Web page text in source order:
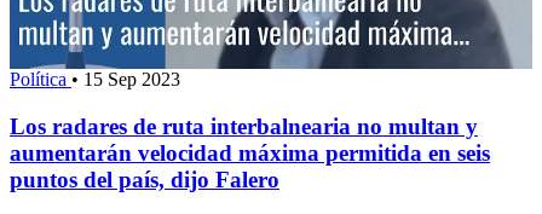
Política • 15 Sep 2023
Los radares de ruta interbalnearia no multan y
aumentarán velocidad máxima permitida en seis
puntos del país, dijo Falero